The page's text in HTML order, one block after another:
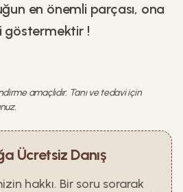
en önemli parçası, ona
göstermektir !
amaçlıdır. Tanı ve tedavi için
Ücretsiz Danış
hakkı. Bir soru sorarak